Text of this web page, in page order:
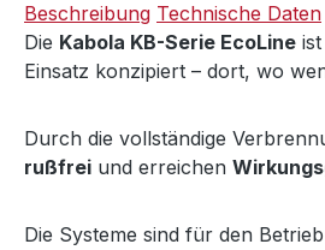
Beschreibung Technische Daten
Die Kabola KB-Serie EcoLine
Einsatz konzipiert – dort, wo
Durch die vollständige
rußfrei und erreichen
Die Systeme sind für den